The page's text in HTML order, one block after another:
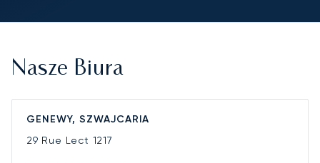
Nasze Biura
GENEWY, SZWAJCARIA
29 Rue Lect 1217